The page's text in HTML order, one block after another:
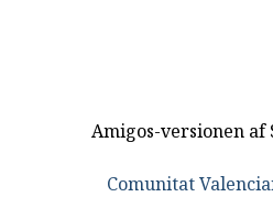
Amigos-versionen
Comunitat